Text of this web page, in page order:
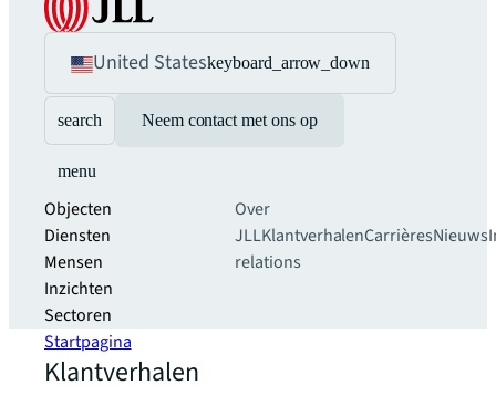
United Stateskeyboard_arrow_down
search Neem contact met ons op
menu
Objecten
Diensten
Mensen
Inzichten
Sectoren
Over
JLLKlantverhalenCarrièresNieuws
relations
Startpagina
Klantverhalen